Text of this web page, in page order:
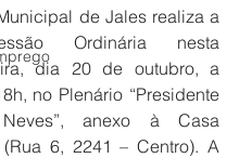
de Jales realiza a
Ordinária nesta
dia 20 de outubro, a
no Plenário “Presidente
Neves”, anexo à Casa
6, 2241 – Centro). A